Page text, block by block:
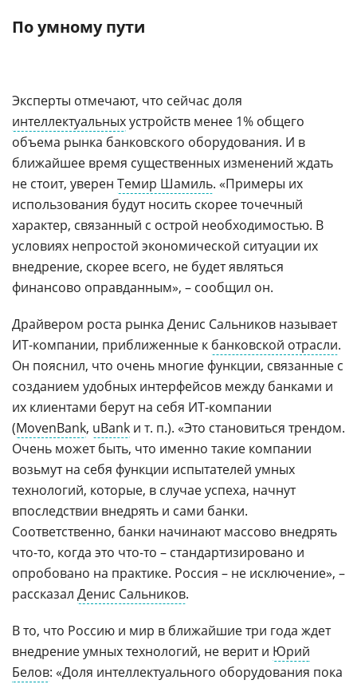
По умному пути
Эксперты отмечают, что сейчас доля
интеллектуальныхустройств менее 1% общего
объема рынка банковского оборудования. И в
ближайшее время существенных изменений ждать
не стоит, уверен Темир Шамиль. «Примеры их
использования будут носить скорее точечный
характер, связанный с острой необходимостью. В
условиях непростой экономической ситуации их
внедрение, скорее всего, не будет являться
финансово оправданным», – сообщил он.
Драйвером роста рынка Денис Сальников называет
ИТ-компании, приближенные к банковской отрасли.
Он пояснил, что очень многие функции, связанные с
созданием удобных интерфейсов между банками и
их клиентами берут на себя ИТ-компании
(MovenBank, uBank и т. п.). «Это становиться трендом.
Очень может быть, что именно такие компании
возьмут на себя функции испытателей умных
технологий, которые, в случае успеха, начнут
впоследствии внедрять и сами банки.
Соответственно, банки начинают массово внедрять
что-то, когда это что-то – стандартизировано и
опробовано на практике. Россия – не исключение», –
рассказал Денис Сальников.
В то, что Россию и мир в ближайшие три года ждет
внедрение умных технологий, не верит и Юрий
Белов: «Доля интеллектуального оборудования пока